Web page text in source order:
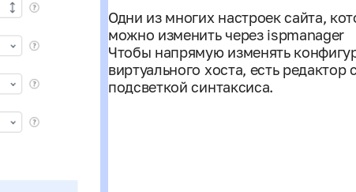
Одни из многих настроек сайта,
можно изменить через ispmanager
Чтобы напрямую изменять
виртуального хоста, есть редактор с
подсветкой синтаксиса.